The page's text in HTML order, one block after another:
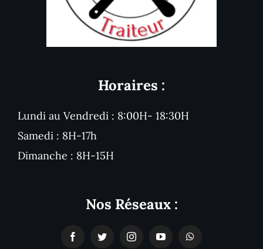
Horaires :
Lundi au Vendredi : 8:00H- 18:30H
Samedi : 8H-17h
Dimanche : 8H-15H
Nos Réseaux :